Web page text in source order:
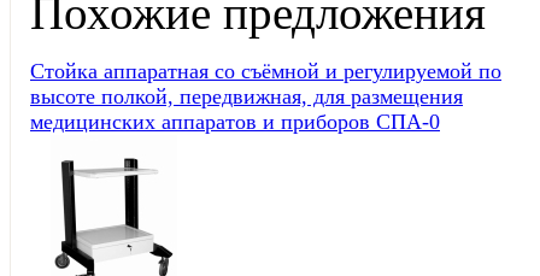
Похожие предложения
Стойка аппаратная со съёмной и регулируемой по
высоте полкой, передвижная, для размещения
медицинских аппаратов и приборов СПА-0